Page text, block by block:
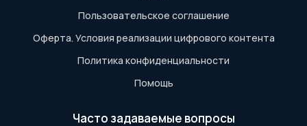
Пользовательское соглашение
Оферта. Условия реализации цифрового контента
Политика конфиденциальности
Помощь
Часто задаваемые вопросы